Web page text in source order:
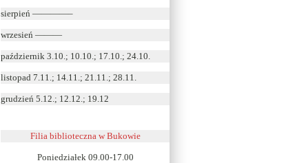
sierpień ————–
wrzesień ———
październik 3.10.; 10.10.; 17.10.; 24.10.
listopad 7.11.; 14.11.; 21.11.; 28.11.
grudzień 5.12.; 12.12.; 19.12
Filia biblioteczna w Bukowie
Poniedziałek 09.00-17.00